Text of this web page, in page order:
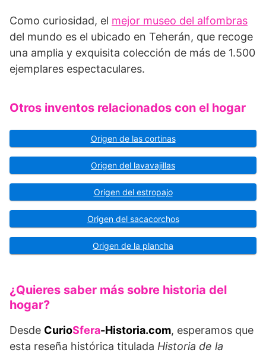
Como curiosidad, el mejor museo del alfombras
del mundo es el ubicado en Teherán, que recoge
una amplia y exquisita colección de más de 1.500
ejemplares espectaculares.
Otros inventos relacionados con el hogar
Origen de las cortinas
Origen del lavavajillas
Origen del estropajo
Origen del sacacorchos
Origen de la plancha
¿Quieres saber más sobre historia del
hogar?
Desde CurioSfera-Historia.com, esperamos que
esta reseña histórica titulada Historia de la